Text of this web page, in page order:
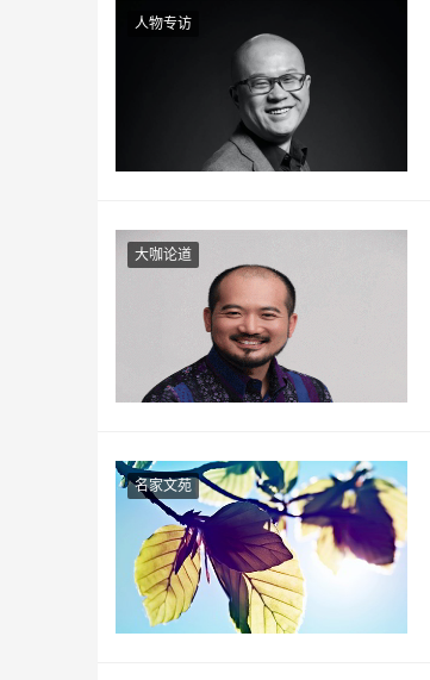
人物专访
大咖论道
名家文苑